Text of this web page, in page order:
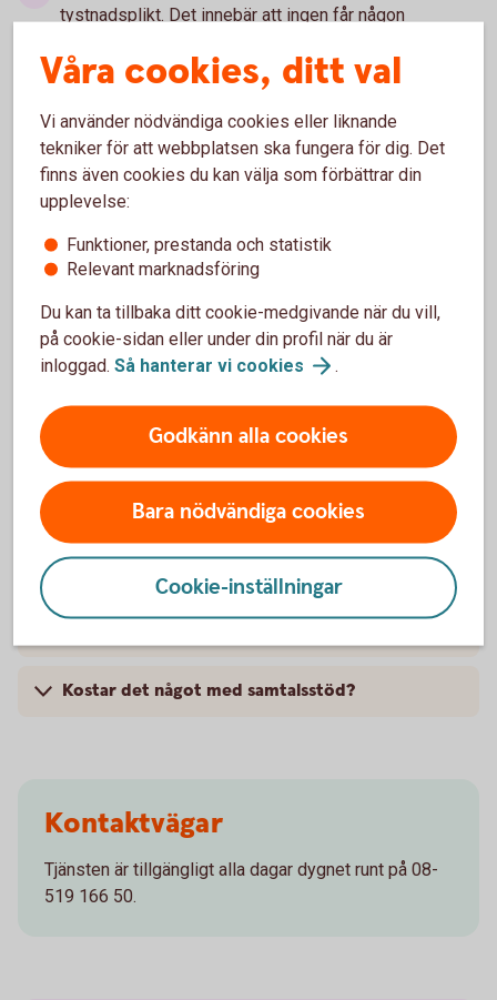
tystnadsplikt. Det innebär att ingen får någon
personuppgifter behandlas av Falck Healthcare finns i
(falcksverige.se)
Tjänsten är
Vanliga frågor och svar
Kostar det något med samtalsstöd?
Kontaktvägar
Tjänsten är tillgängligt alla dagar dygnet runt på 08-
519 166 50.
Våra cookies, ditt val
Vi använder nödvändiga cookies eller liknande
tekniker för att webbplatsen ska fungera för dig. Det
finns även cookies du kan välja som förbättrar din
upplevelse:
Funktioner, prestanda och statistik
Relevant marknadsföring
Du kan ta tillbaka ditt cookie-medgivande när du vill,
på cookie-sidan eller under din profil när du är
inloggad. Så hanterar vi cookies .
Godkänn alla cookies
Bara nödvändiga cookies
Cookie-inställningar